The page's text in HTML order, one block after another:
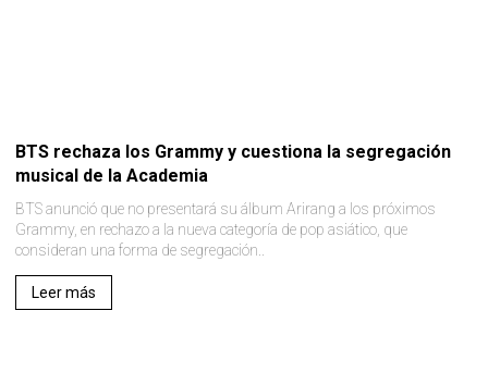
BTS rechaza los Grammy y cuestiona la segregación
musical de la Academia
BTS anunció que no presentará su álbum Arirang a los próximos
Grammy, en rechazo a la nueva categoría de pop asiático, que
consideran una forma de segregación..
Leer más